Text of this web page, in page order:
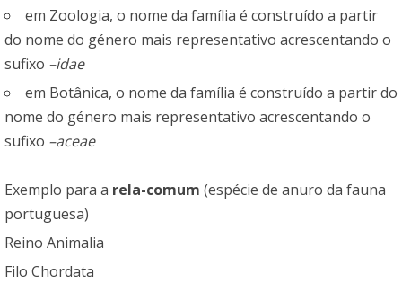
em Zoologia, o nome da família é construído a partir
do nome do género mais representativo acrescentando o
sufixo –idae
em Botânica, o nome da família é construído a partir do
nome do género mais representativo acrescentando o
sufixo –aceae
Exemplo para a rela-comum (espécie de anuro da fauna
portuguesa)
Reino Animalia
Filo Chordata